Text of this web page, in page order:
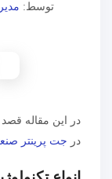
توسط:
در این مقاله قصد
در جت پرینتر